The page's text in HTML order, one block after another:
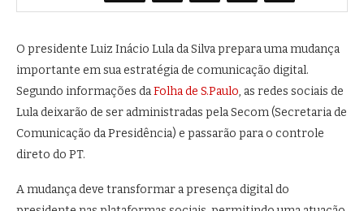
O presidente Luiz Inácio Lula da Silvaprepara uma mudança
importante em sua estratégia de comunicação digital.
Segundo informações daFolha de S.Paulo, as redes sociais de
Lula deixarão de ser administradas pela Secom (Secretaria de
Comunicação da Presidência) e passarão para o controle
direto do PT.
A mudança deve transformar a presença digital do